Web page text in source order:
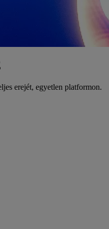
erejét, egyetlen platformon.